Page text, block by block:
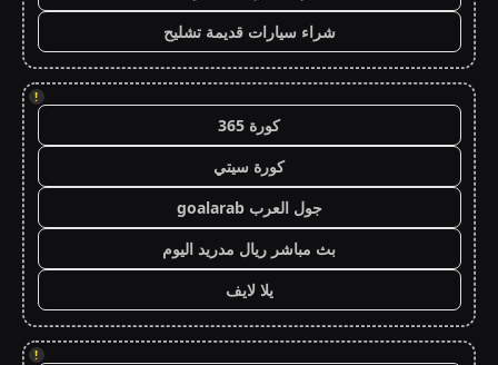
شراء سيارات قديمة تشليح
!
كورة 365
كورة سيتي
جول العرب goalarab
بث مباشر ريال مدريد اليوم
يلا لايف
!